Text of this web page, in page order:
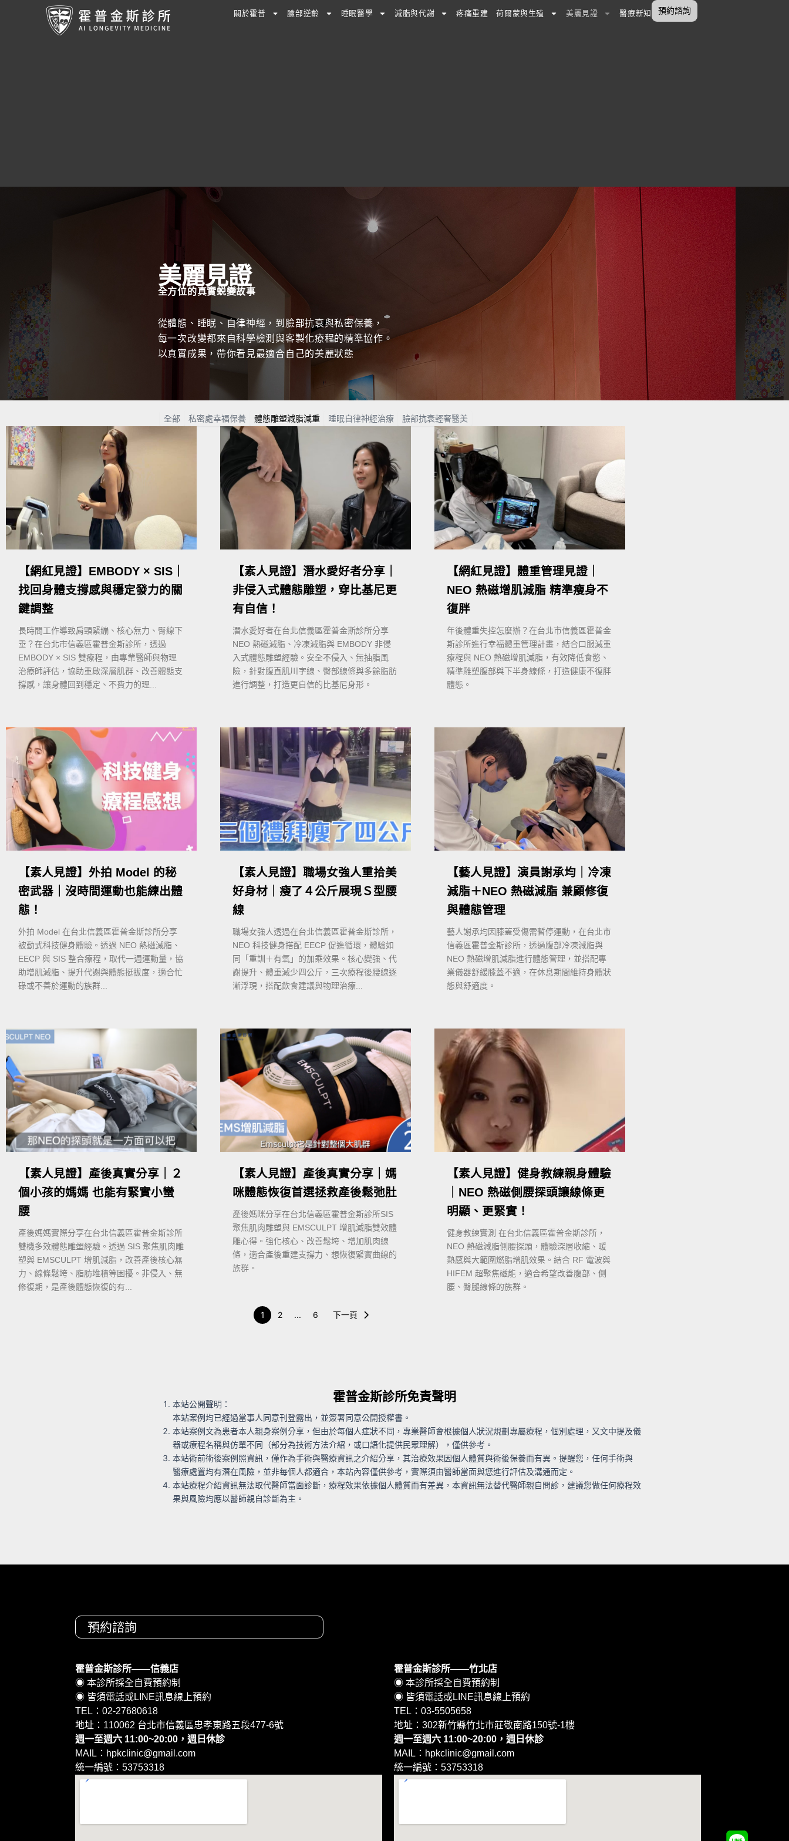
關於霍普 臉部逆齡 睡眠醫學 減脂與代謝 疼痛重建 荷爾蒙與生殖 美麗見證 醫療新知 預約諮詢
美麗見證
全方位的真實蜕變故事
從體態、睡眠、自律神經，到臉部抗衰與私密保養，
每一次改變都來自科學檢測與客製化療程的精準協作。
以真實成果，帶你看見最適合自己的美麗狀態
全部 私密處幸福保養 體態雕塑減脂減重 睡眠自律神經治療 臉部抗衰輕奢醫美
【網紅見證】EMBODY × SIS｜
找回身體支撐感與穩定發力的關
鍵調整
長時間工作導致肩頸緊繃、核心無力、臀線下
垂？在台北市信義區霍普金斯診所，透過
EMBODY × SIS 雙療程，由專業醫師與物理
治療師評估，協助重啟深層肌群、改善體態支
撐感，讓身體回到穩定、不費力的理...
【素人見證】潛水愛好者分享｜
非侵入式體態雕塑，穿比基尼更
有自信！
潛水愛好者在台北信義區霍普金斯診所分享
NEO 熱磁減脂、冷凍減脂與 EMBODY 非侵
入式體態雕塑經驗。安全不侵入、無抽脂風
險，針對腹直肌川字線、臀部線條與多餘脂肪
進行調整，打造更自信的比基尼身形。
【網紅見證】體重管理見證｜
NEO 熱磁增肌減脂 精準瘦身不
復胖
年後體重失控怎麼辦？在台北市信義區霍普金
斯診所進行幸福體重管理計畫，結合口服減重
療程與 NEO 熱磁增肌減脂，有效降低食慾、
精準雕塑腹部與下半身線條，打造健康不復胖
體態。
【素人見證】外拍 Model 的秘
密武器｜沒時間運動也能練出體
態！
外拍 Model 在台北信義區霍普金斯診所分享
被動式科技健身體驗。透過 NEO 熱磁減脂、
EECP 與 SIS 整合療程，取代一週運動量，協
助增肌減脂、提升代謝與體態挺拔度，適合忙
碌或不善於運動的族群...
【素人見證】職場女強人重拾美
好身材｜瘦了４公斤展現Ｓ型腰
線
職場女強人透過在台北信義區霍普金斯診所，
NEO 科技健身搭配 EECP 促進循環，體驗如
同「重訓＋有氧」的加乘效果。核心變強、代
謝提升、體重減少四公斤，三次療程後腰線逐
漸浮現，搭配飲食建議與物理治療...
【藝人見證】演員謝承均｜冷凍
減脂＋NEO 熱磁減脂 兼顧修復
與體態管理
藝人謝承均因膝蓋受傷需暫停運動，在台北市
信義區霍普金斯診所，透過腹部冷凍減脂與
NEO 熱磁增肌減脂進行體態管理，並搭配專
業儀器舒緩膝蓋不適，在休息期間維持身體狀
態與舒適度。
【素人見證】產後真實分享｜２
個小孩的媽媽 也能有緊實小蠻
腰
產後媽媽實際分享在台北信義區霍普金斯診所
雙機多效體態雕塑經驗。透過 SIS 聚焦肌肉雕
塑與 EMSCULPT 增肌減脂，改善產後核心無
力、線條鬆垮、脂肪堆積等困擾。非侵入、無
修復期，是產後體態恢復的有...
【素人見證】產後真實分享｜媽
咪體態恢復首選拯救產後鬆弛肚
產後媽咪分享在台北信義區霍普金斯診所SIS
聚焦肌肉雕塑與 EMSCULPT 增肌減脂雙效體
雕心得。強化核心、改善鬆垮、增加肌肉線
條，適合產後重建支撐力、想恢復緊實曲線的
族群。
【素人見證】健身教練親身體驗
｜NEO 熱磁側腰探頭讓線條更
明顯、更緊實！
健身教練實測 在台北信義區霍普金斯診所，
NEO 熱磁減脂側腰探頭，體驗深層收縮、暖
熱感與大範圍燃脂增肌效果。結合 RF 電波與
HIFEM 超聚焦磁能，適合希望改善腹部、側
腰、臀腿線條的族群。
1 2 ... 6 下一頁
霍普金斯診所免責聲明
本站公開聲明：
本站案例均已經過當事人同意刊登露出，並簽署同意公開授權書。
本站案例文為患者本人親身案例分享，但由於每個人症狀不同，專業醫師會根據個人狀況規劃專屬療程，個別處理，又文中提及儀
器或療程名稱與仿單不同（部分為技術方法介紹，或口語化提供民眾理解），僅供參考。
本站術前術後案例照資訊，僅作為手術與醫療資訊之介紹分享，其治療效果因個人體質與術後保養而有異。提醒您，任何手術與
醫療處置均有潛在風險，並非每個人都適合，本站內容僅供參考，實際須由醫師當面與您進行評估及溝通而定。
本站療程介紹資訊無法取代醫師當面診斷，療程效果依據個人體質而有差異，本資訊無法替代醫師親自問診，建議您做任何療程效
果與風險均應以醫師親自診斷為主。
預約諮詢
霍普金斯診所——信義店
◉ 本診所採全自費預約制
◉ 皆須電話或LINE訊息線上預約
TEL：02-27680618
地址：110062 台北市信義區忠孝東路五段477-6號
週一至週六 11:00~20:00，週日休診
MAIL：hpkclinic@gmail.com
統一編號：53753318
霍普金斯診所——竹北店
◉ 本診所採全自費預約制
◉ 皆須電話或LINE訊息線上預約
TEL：03-5505658
地址：302新竹縣竹北市莊敬南路150號-1樓
週一至週六 11:00~20:00，週日休診
MAIL：hpkclinic@gmail.com
統一編號：53753318